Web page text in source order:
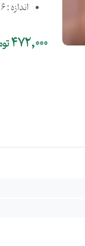
اندازه : 46×140 سانتی متر
472,000